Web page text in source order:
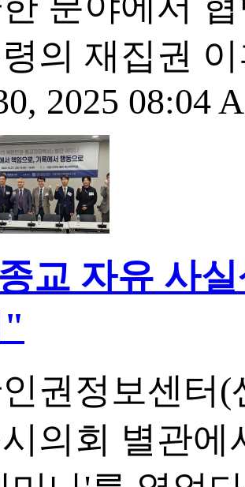
의 재집권
2025 08:04
교 자유 사
권정보센터
의회 별관에